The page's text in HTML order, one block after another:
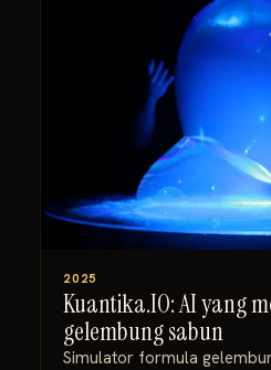
2025
Kuantika.IO: AI yang
gelembung sabun
Simulator formula